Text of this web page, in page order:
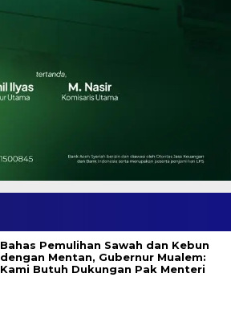
Bahas Pemulihan Sawah dan Kebun
dengan Mentan, Gubernur Mualem:
Kami Butuh Dukungan Pak Menteri